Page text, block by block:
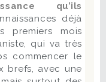
qu’ils
déjà
premiers mois
qui va très
commencer le
brefs, avec une